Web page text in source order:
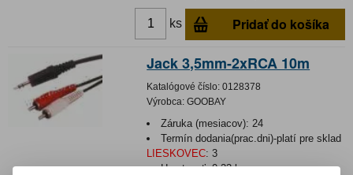
ks Pridať do košíka
Jack 3,5mm-2xRCA 10m
Katalógové číslo: 0128378
Výrobca: GOOBAY
Záruka (mesiacov): 24
Termín dodania(prac.dni)-platí pre sklad
LIESKOVEC: 3
Hmotnosť:0,23 kg